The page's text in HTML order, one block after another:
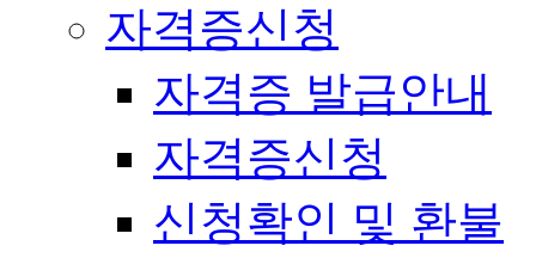
자격증신청
자격증 발급안내
자격증신청
신청확인 및 환불